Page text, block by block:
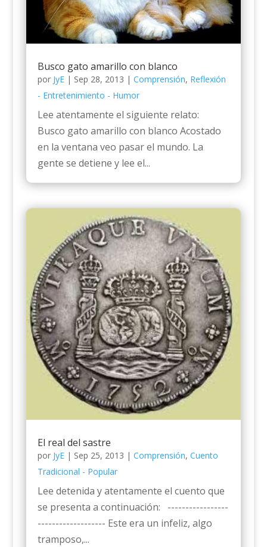
Busco gato amarillo con blanco
por JyE| Sep 28, 2013 | Comprensión, Reflexión
- Entretenimiento - Humor
Lee atentamente el siguiente relato:
Busco gato amarillo con blanco Acostado
en la ventana veo pasar el mundo. La
gente se detiene y lee el...
El real del sastre
por JyE| Sep 25, 2013 | Comprensión, Cuento
Tradicional - Popular
Lee detenida y atentamente el cuento que
se presenta a continuación: -----------------
------------------- Este era un infeliz, algo
tramposo,...